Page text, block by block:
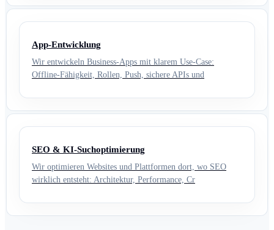
App-Entwicklung
Wir entwickeln Business-Apps mit klarem Use-Case:
Offline-Fähigkeit, Rollen, Push, sichere APIs und
SEO & KI-Suchoptimierung
Wir optimieren Websites und Plattformen dort, wo SEO
wirklich entsteht: Architektur, Performance, Cr